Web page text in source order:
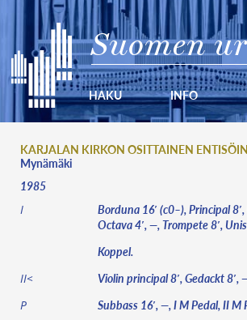
Suomen
HAKU INFO
KARJALAN KIRKON OSITTAINEN
Mynämäki
1985
I
Borduna 16′ (c0–), Principal
Octava 4′, —, Trompete 8′,
Koppel.
II< Violin principal 8′, Gedackt 8′,
P
Subbass 16′, —, I M Pedal, II M